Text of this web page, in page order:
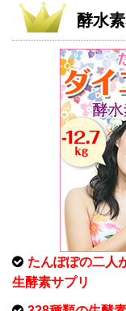
酵水
たんぽぽの二人
生酵素サプリ